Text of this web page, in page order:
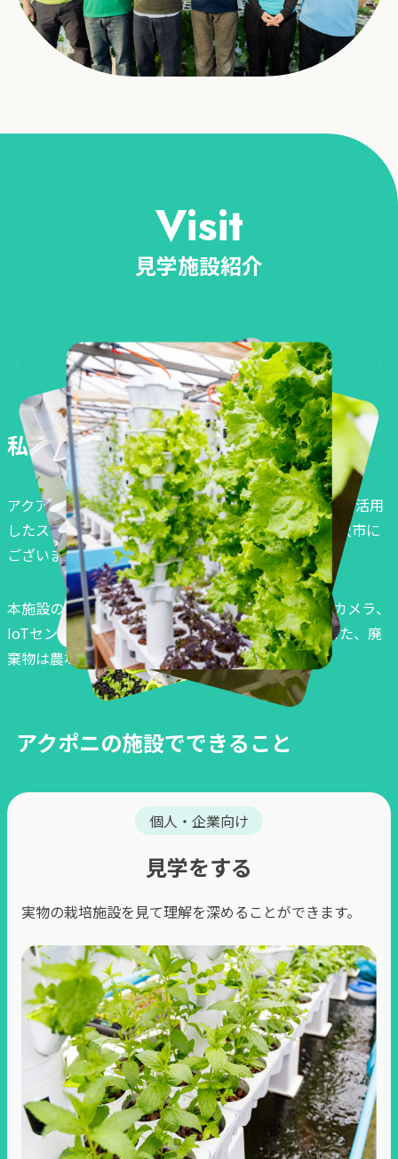
Visit
見学施設紹介
私達の農場を見てみませんか？
アクアポニックス栽培・養殖の実践や研修、IT＆IoTを活用
したスマート農業/養殖の研究施設です。神奈川県藤沢市に
ございます。
本施設のすべてのシステムは、スマホアプリ、WEBカメラ、
IoTセンサーを使った管理、監視を行っています。また、廃
棄物は農場外へ出さない仕組みです。
アクポニの施設でできること
個人・企業向け
⾒学をする
実物の栽培施設を⾒て理解を深めることができます。